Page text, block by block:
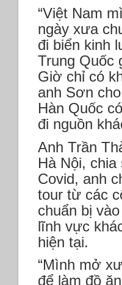
“Việt Nam
ngày xưa
đi biển kinh
Trung Quốc
Giờ chỉ có
anh Sơn
Hàn Quốc
đi nguồn
Anh Trần
Hà Nội,
Covid, anh
tour từ các
chuẩn bị
lĩnh vực
hiện tại.
“Mình mở
để làm đồ